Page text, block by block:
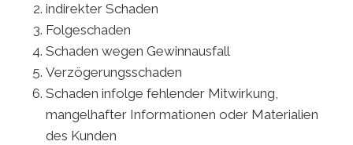
indirekter Schaden
Folgeschaden
Schaden wegen Gewinnausfall
Verzögerungsschaden
Schaden infolge fehlender Mitwirkung,
mangelhafter Informationen oder Materialien
des Kunden